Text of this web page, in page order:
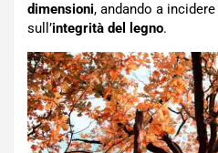
dimensioni, andando a
sull’integrità del legno.